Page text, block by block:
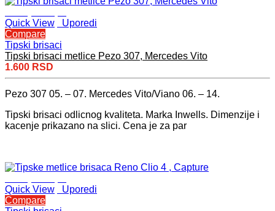
Quick View
Uporedi
Compare
Tipski brisaci
Tipski brisaci metlice Pezo 307, Mercedes Vito
1.600 RSD
Pezo 307 05. – 07. Mercedes Vito/Viano 06. – 14.
Tipski brisaci odlicnog kvaliteta. Marka Inwells. Dimenzije i
kacenje prikazano na slici. Cena je za par
Quick View
Uporedi
Compare